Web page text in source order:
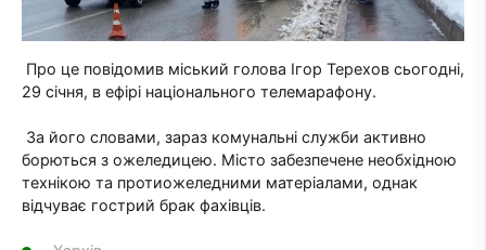
Про це повідомив міський голова Ігор Терехов сьогодні,
29 січня, в ефірі національного телемарафону.
За його словами, зараз комунальні служби активно
борються з ожеледицею. Місто забезпечене необхідною
технікою та протиожеледними матеріалами, однак
відчуває гострий брак фахівців.